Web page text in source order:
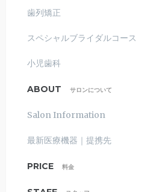
歯列矯正
スペシャルブライダルコース
小児歯科
ABOUT サロンについて
Salon Information
最新医療機器｜提携先
PRICE 料金